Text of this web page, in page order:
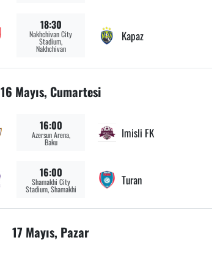
18:30
Nakhchivan City
Stadium,
Nakhchivan
Kapaz
16 Mayıs, Cumartesi
16:00
Azersun Arena,
Baku
Imisli FK
16:00
Shamakhi City
Stadium, Shamakhi
Turan
17 Mayıs, Pazar